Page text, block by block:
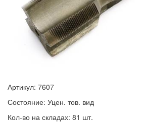
Артикул: 7607
Состояние: Уцен. тов. вид
Кол-во на складах: 81 шт.